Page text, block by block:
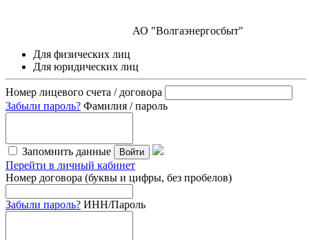
АО "Волгаэнергосбыт"
Для физических лиц
Для юридических лиц
Номер лицевого счета / договора
Забыли пароль? Фамилия / пароль
Запомнить данные Войти
Перейти в личный кабинет
Номер договора (буквы и цифры, без пробелов)
Забыли пароль? ИНН/Пароль